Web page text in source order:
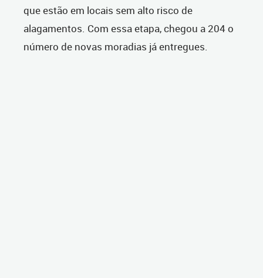
que estão em locais sem alto risco de
alagamentos. Com essa etapa, chegou a 204 o
número de novas moradias já entregues.